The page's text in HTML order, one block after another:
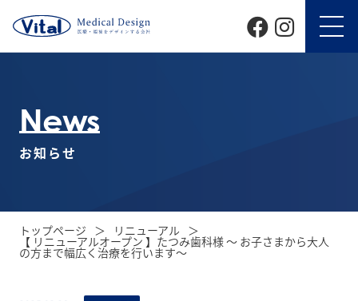
News
お知らせ
トップページ リニューアル
【 リニューアルオープン 】たつみ歯科様 〜 お子さまから大人
の方まで幅広く治療を行います〜